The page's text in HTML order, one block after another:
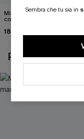
Mini abito senza maniche
con colletto nero
18,90 €
POTREBBE
Sembra che tu sia in